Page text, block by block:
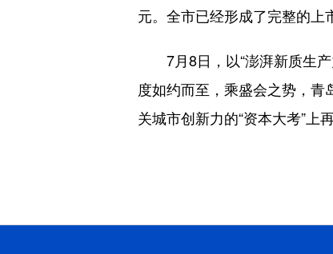
元。全市已经形成了完整的上
7月8日，以“澎湃新质生产
度如约而至，乘盛会之势，青
关城市创新力的“资本大考”上